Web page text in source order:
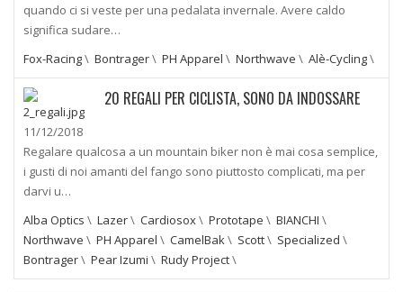
quando ci si veste per una pedalata invernale. Avere caldo
significa sudare…
Fox-Racing\ Bontrager\ PH Apparel \ Northwave \ Alè-Cycling\
20 REGALI PER CICLISTA, SONO DA INDOSSARE
11/12/2018
Regalare qualcosa a un mountain biker non è mai cosa semplice,
i gusti di noi amanti del fango sono piuttosto complicati, ma per
darvi u…
Alba Optics \ Lazer\ Cardiosox\ Prototape \ BIANCHI \
Northwave \ PH Apparel \ CamelBak \ Scott\ Specialized \
Bontrager\ Pear Izumi \ Rudy Project\